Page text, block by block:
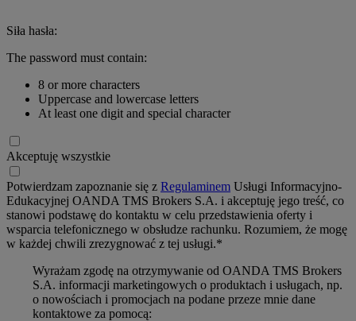
Siła hasła:
The password must contain:
8 or more characters
Uppercase and lowercase letters
At least one digit and special character
Akceptuję wszystkie
Potwierdzam zapoznanie się z Regulaminem Usługi Informacyjno-
Edukacyjnej OANDA TMS Brokers S.A. i akceptuję jego treść, co
stanowi podstawę do kontaktu w celu przedstawienia oferty i
wsparcia telefonicznego w obsłudze rachunku. Rozumiem, że mogę
w każdej chwili zrezygnować z tej usługi.*
Wyrażam zgodę na otrzymywanie od OANDA TMS Brokers
S.A. informacji marketingowych o produktach i usługach, np.
o nowościach i promocjach na podane przeze mnie dane
kontaktowe za pomocą: